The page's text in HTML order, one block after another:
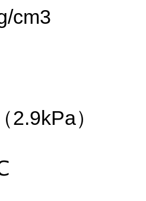
cm3
）